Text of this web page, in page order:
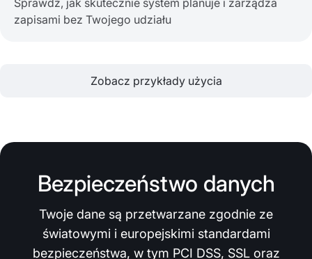
zapisami bez Twojego udziału
Zobacz przykłady użycia
Bezpieczeństwo danych
Twoje dane są przetwarzane zgodnie ze
światowymi i europejskimi standardami
bezpieczeństwa, w tym PCI DSS, SSL oraz